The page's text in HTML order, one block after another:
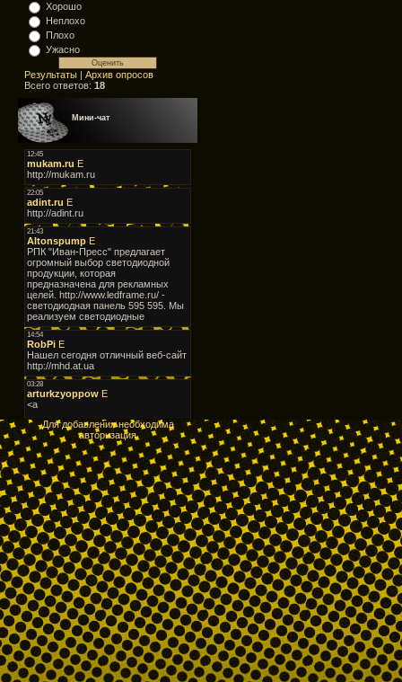
Хорошо
Неплохо
Плохо
Ужасно
Результаты | Архив опросов
Всего ответов: 18
Мини-чат
Для добавления необходима
авторизация